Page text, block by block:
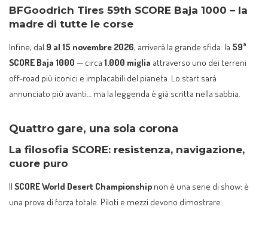
BFGoodrich Tires 59th SCORE Baja 1000 – la
madre di tutte le corse
Infine, dal 9 al 15 novembre 2026, arriverà la grande sfida: la 59ª
SCORE Baja 1000 — circa 1.000 miglia attraverso uno dei terreni
off-road più iconici e implacabili del pianeta. Lo start sarà
annunciato più avanti… ma la leggenda è già scritta nella sabbia.
Quattro gare, una sola corona
La filosofia SCORE: resistenza, navigazione,
cuore puro
Il SCORE World Desert Championship non è una serie di show: è
una prova di forza totale. Piloti e mezzi devono dimostrare: